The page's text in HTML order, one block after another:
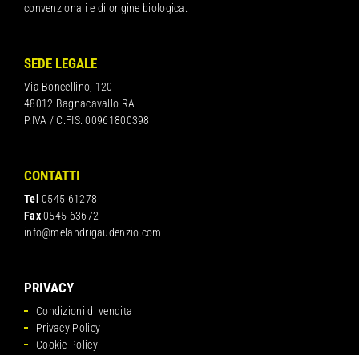
convenzionali e di origine biologica.
SEDE LEGALE
Via Boncellino, 120
48012 Bagnacavallo RA
P.IVA / C.FIS. 00961800398
CONTATTI
Tel 0545 61278
Fax0545 63672
info@melandrigaudenzio.com
PRIVACY
Condizioni di vendita
Privacy Policy
Cookie Policy